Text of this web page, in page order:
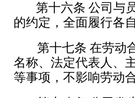
第十六条 公司与
的约定，全面履行各
第十七条 在劳动
名称、法定代表人、
等事项，不影响劳动